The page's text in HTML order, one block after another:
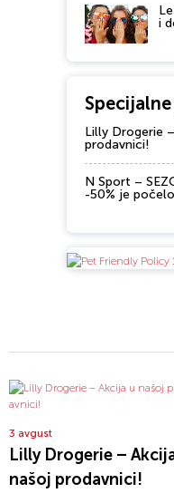
i
Lilly Drogerie
prodavnici!
N Sport –
-50% je
3 avgust
Lilly Drogerie –
našoj prodavnici!